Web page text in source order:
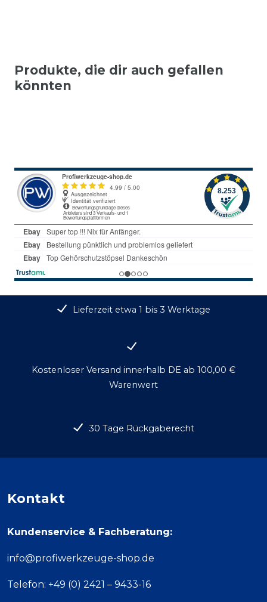
Produkte, die dir auch gefallen
könnten
Lieferzeit etwa 1 bis 3 Werktage
Kostenloser Versand innerhalb DE ab 100,00 €
Warenwert
30 Tage Rückgaberecht
Kontakt
Kundenservice & Fachberatung:
info@profiwerkzeuge-shop.de
Telefon: +49 (0) 2421 – 9433-16